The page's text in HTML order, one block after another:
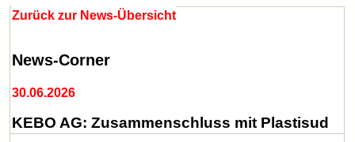
Zurück zur News-Übersicht
News-Corner
30.06.2026
KEBO AG: Zusammenschluss mit Plastisud